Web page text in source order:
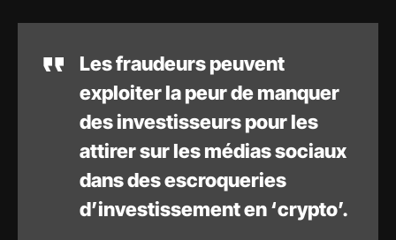
Les fraudeurs peuvent
exploiter la peur de manquer
des investisseurs pour les
attirer sur les médias sociaux
dans des escroqueries
d’investissement en ‘crypto’.